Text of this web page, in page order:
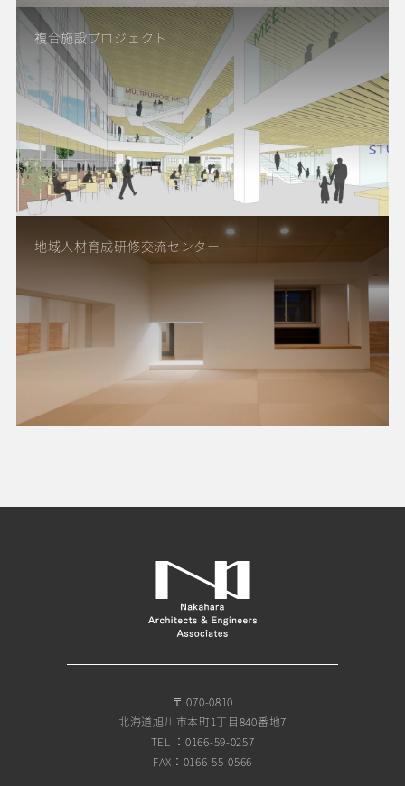
複合施設プロジェクト
地域人材育成研修交流センター
〒 070-0810
北海道旭川市本町1丁目840番地7
TEL ：0166-59-0257
FAX：0166-55-0566